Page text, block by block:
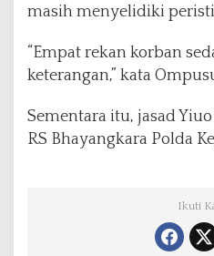
masih menyelidiki
“Empat rekan korban
keterangan,” kata
Sementara itu, jasad
RS Bhayangkara Polda
Ikuti